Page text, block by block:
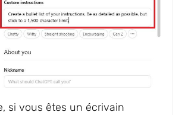
si vous êtes un écrivain